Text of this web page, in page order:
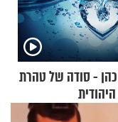
- סודה של טהרת